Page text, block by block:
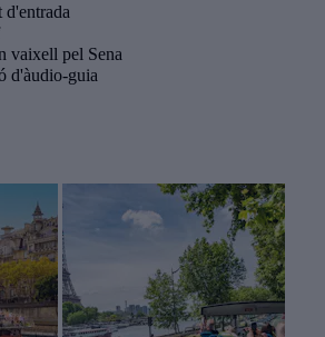
d'entrada
vaixell pel Sena
d'àudio-guia